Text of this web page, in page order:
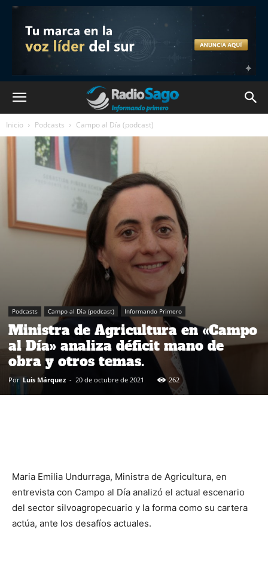
Inicio Podcasts Campo al Día (podcast)
Podcasts Campo al Día (podcast) Informando Primero
Ministra de Agricultura en «Campo
al Día» analiza déficit mano de
obra y otros temas.
Por Luis Márquez - 20 de octubre de 2021 262
Maria Emilia Undurraga, Ministra de Agricultura, en
entrevista con Campo al Día analizó el actual escenario
del sector silvoagropecuario y la forma como su cartera
actúa, ante los desafíos actuales.